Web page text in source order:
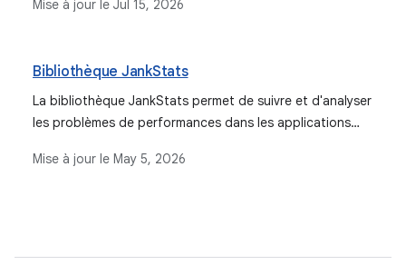
Jetpack Macrobenchmark.
Mise à jour le Jul 15, 2026
Bibliothèque JankStats
La bibliothèque JankStats permet de suivre et d'analyser
les problèmes de performances dans les applications
d'application qui mettent trop de temps à s'afficher. Elle
Mise à jour le May 5, 2026